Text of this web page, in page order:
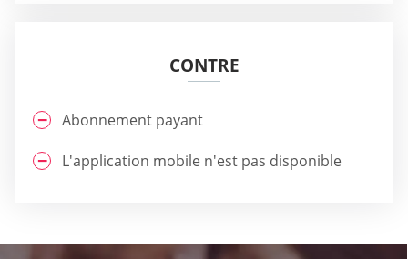
CONTRE
Abonnement payant
L'application mobile n'est pas disponible